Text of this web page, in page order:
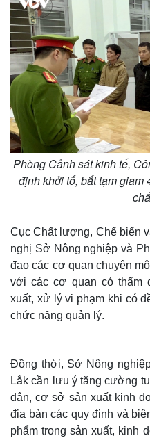
Phòng Cảnh sát kinh tế,
định khởi tố, bắt tạm giam
Cục Chất lượng, Chế biến
nghị Sở Nông nghiệp và
đạo các cơ quan chuyên
với các cơ quan có thẩm
xuất, xử lý vi phạm khi có
chức năng quản lý.
Đồng thời, Sở Nông
Lắk cần lưu ý tăng cường
dân, cơ sở sản xuất kinh
địa bàn các quy định và
phẩm trong sản xuất, kinh